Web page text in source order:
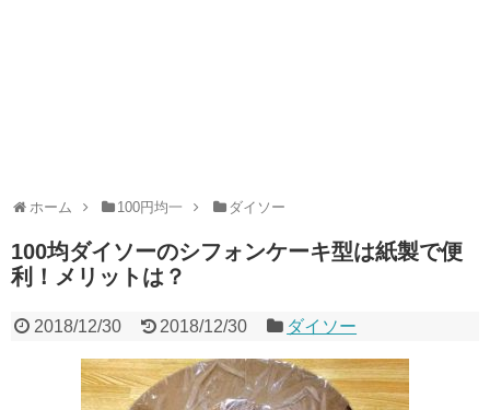
ホーム 100円均一 ダイソー
100均ダイソーのシフォンケーキ型は紙製で便
利！メリットは？
2018/12/30 2018/12/30 ダイソー